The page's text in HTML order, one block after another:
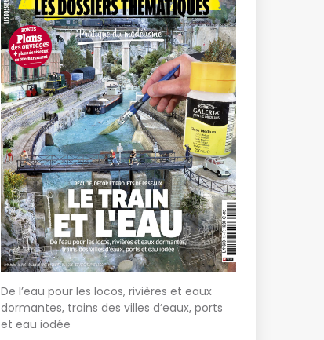
De l’eau pour les locos, rivières et eaux
dormantes, trains des villes d’eaux, ports
et eau iodée